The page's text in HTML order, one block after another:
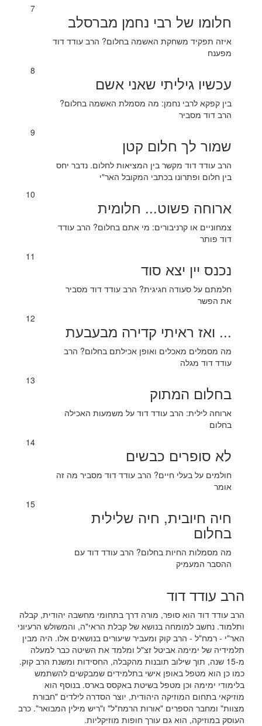
7
חלומו של רבי נחמן מברסלב
איזה תפקיד משחקת האשמה בחלום? הרב עודד דוד
מפענח
8
עכשיו גיליתי שאני אשם
בין קפקא לרבי נחמן: מה מסמלת האשמה בחלום?
הרב דוד מסביר
9
שמור לך חלום קטן
הרב עודד דוד מקשר בין המציאות לחלום. נדבר יחס
בין חלום ופתרונו בכתבי המקובל האר"י
10
ארוחה פשוט... חלומית
צמחוניים או קרניבורים: מי אתם בחלום? הרב עודד
דוד פותר
11
נכנס יין יצא סוד
חלמתם על סעודה חגיגית? הרב עודד דוד מסביר
את הפשר
12
... ואז ראיתי קדירה מבעבעת
מה מסמלים מאכלים ואופן אכילתם בחלום? הרב
עודד דוד מגלה
13
בחלום המתוק
ארוחה לילית: הרב עודד דוד על משמעות האכילה
בחלום
14
לא סופרים כבשים
חולמים על בעלי חיים? הרב עודד דוד מסביר מה זה
אומר
15
חיה חיובית, חיה שלילית
בחלום
מה מסמלות החיות בחלום? הרב עודד דוד עם
ההסבר המעמיק
הרב עודד דוד
הרב עודד דוד הוא סופר, מורה דרך בתחומי מחשבה יהודית, קבלה
ותלמוד. נחשב למומחה בנושא של קבלת הראי"ה, והמשולש הרעיוני
האר"י - רמח"ל - הרב קוק ומעביר שיעורים בנושאים אלו. היה מבין
תלמידיה של ימימה אביטל זצ"ל ומלמד את השיטה כבר למעלה
מ-15 שנה, תוך שילוב תובנות מהקבלה, החסידות ומשנת הרב קוק.
כמו כן הוא מטפל באופן אישי בתלמידים שמבקשים להשתמש
בלימודי ימימה וכן מטפל בשיטת באקסס בארס. בנוסף הוא
מוזיקאי בתחום המוזיקה היהודית, יוצר הסדרה לילדים "חבורת
מצוות" ומחבר הספרים "אורות הרמח"ל" ו"ריש מילין המבואר". כרב
העוסק במוזיקה, הוא גם עורך חופות מוזיקליות.